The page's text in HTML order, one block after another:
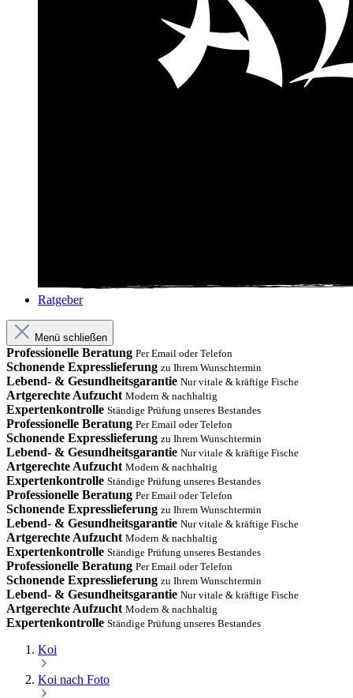
Ratgeber
Menü schließen
Professionelle Beratung Per Email oder Telefon
Schonende Expresslieferung zu Ihrem Wunschtermin
Lebend- & Gesundheitsgarantie Nur vitale & kräftige Fische
Artgerechte Aufzucht Modern & nachhaltig
Expertenkontrolle Ständige Prüfung unseres Bestandes
Professionelle Beratung Per Email oder Telefon
Schonende Expresslieferung zu Ihrem Wunschtermin
Lebend- & Gesundheitsgarantie Nur vitale & kräftige Fische
Artgerechte Aufzucht Modern & nachhaltig
Expertenkontrolle Ständige Prüfung unseres Bestandes
Professionelle Beratung Per Email oder Telefon
Schonende Expresslieferung zu Ihrem Wunschtermin
Lebend- & Gesundheitsgarantie Nur vitale & kräftige Fische
Artgerechte Aufzucht Modern & nachhaltig
Expertenkontrolle Ständige Prüfung unseres Bestandes
Professionelle Beratung Per Email oder Telefon
Schonende Expresslieferung zu Ihrem Wunschtermin
Lebend- & Gesundheitsgarantie Nur vitale & kräftige Fische
Artgerechte Aufzucht Modern & nachhaltig
Expertenkontrolle Ständige Prüfung unseres Bestandes
Koi
Koi nach Foto